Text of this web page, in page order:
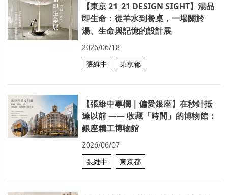
【東京 21_21 DESIGN SIGHT】湯品
即生命：從羊水到餐桌，一場關於
湯、生命與記憶的設計展
2026/06/18
張維中
東京都
【張維中專欄｜偏愛銀座】在秒針抵
達以前 —— 收藏「時間」的博物館：
銀座精工博物館
2026/06/07
張維中
東京都